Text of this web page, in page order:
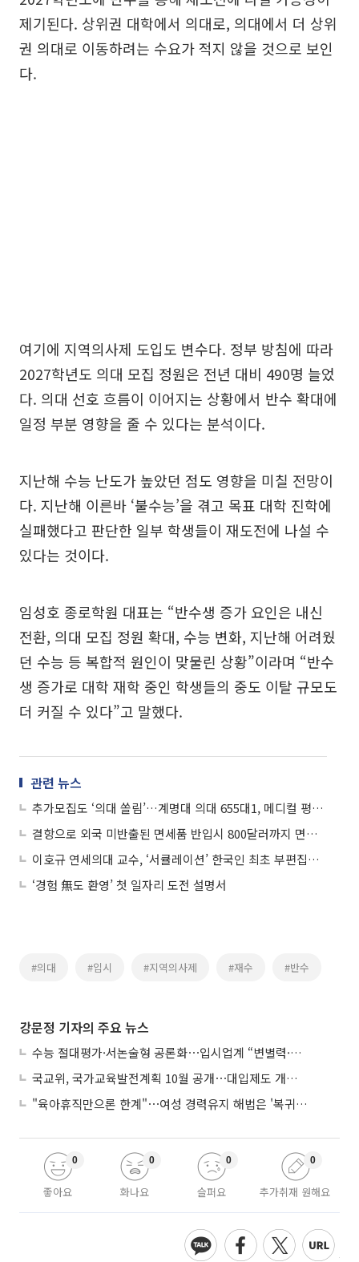
제기된다. 상위권 대학에서 의대로, 의대에서 더 상위
권 의대로 이동하려는 수요가 적지 않을 것으로 보인
다.
여기에 지역의사제 도입도 변수다. 정부 방침에 따라
2027학년도 의대 모집 정원은 전년 대비 490명 늘었
다. 의대 선호 흐름이 이어지는 상황에서 반수 확대에
일정 부분 영향을 줄 수 있다는 분석이다.
지난해 수능 난도가 높았던 점도 영향을 미칠 전망이
다. 지난해 이른바 ‘불수능’을 겪고 목표 대학 진학에
실패했다고 판단한 일부 학생들이 재도전에 나설 수
있다는 것이다.
임성호 종로학원 대표는 “반수생 증가 요인은 내신
전환, 의대 모집 정원 확대, 수능 변화, 지난해 어려웠
던 수능 등 복합적 원인이 맞물린 상황”이라며 “반수
생 증가로 대학 재학 중인 학생들의 중도 이탈 규모도
더 커질 수 있다”고 말했다.
관련 뉴스
추가모집도 ‘의대 쏠림’…계명대 의대 655대1, 메디컬 평균 226대1
결항으로 외국 미반출된 면세품 반입시 800달러까지 면세 허용
이호규 연세의대 교수, ‘서큘레이션’ 한국인 최초 부편집인 위촉
‘경험 無도 환영’ 첫 일자리 도전 설명서
#의대 #입시 #지역의사제 #재수 #반수
강문정 기자의 주요 뉴스
수능 절대평가·서논술형 공론화⋯입시업계 “변별력·사교육 대책 먼저”
국교위, 국가교육발전계획 10월 공개⋯대입제도 개편 공론화 추진
"육아휴직만으론 한계"⋯여성 경력유지 해법은 '복귀 후 유연근무’
좋아요
0
화나요
0
슬퍼요
0
추가취재 원해요
0